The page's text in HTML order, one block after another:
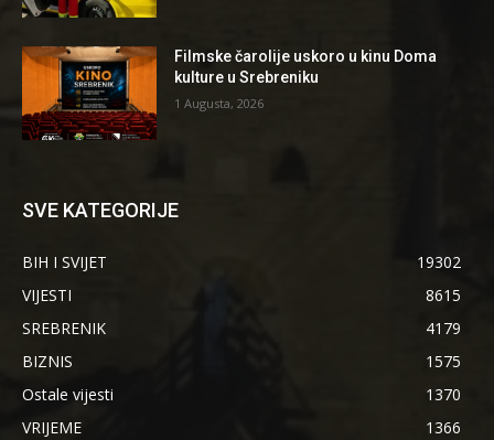
Filmske čarolije uskoro u kinu Doma
kulture u Srebreniku
1 Augusta, 2026
SVE KATEGORIJE
BIH I SVIJET
19302
VIJESTI
8615
SREBRENIK
4179
BIZNIS
1575
Ostale vijesti
1370
VRIJEME
1366